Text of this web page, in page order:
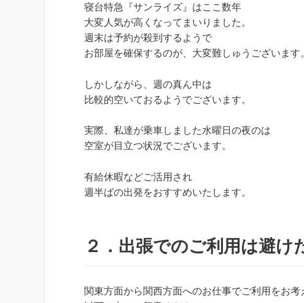
寝台特急『サンライズ』はここ数年
大変人気が高くなってまいりました。
週末は予約が殺到するようで
お部屋を確保するのが、大変難しゅうございます
しかしながら、週の真ん中は
比較的空いておるようでございます。
実際、私達が乗車しました水曜日の夜のは
空室が目立つ状況でございます。
有給休暇などご活用され
週半ばの出発をおすすめいたします。
２．出張でのご利用は避け
関東方面から関西方面へのお仕事でご利用をお考